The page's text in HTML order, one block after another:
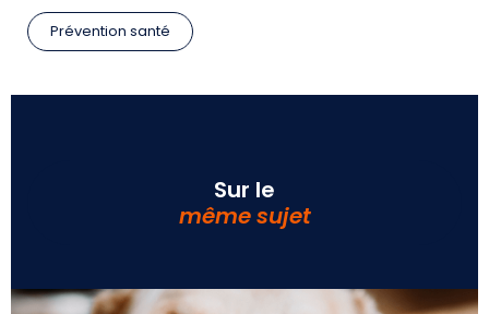
Prévention santé
Sur le
même sujet